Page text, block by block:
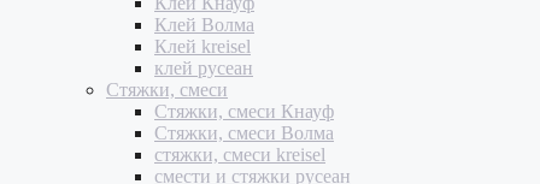
Клей Волма
Клей kreisel
клей русеан
Стяжки, смеси
Стяжки, смеси Кнауф
Стяжки, смеси Волма
стяжки, смеси kreisel
смести и стяжки русеан